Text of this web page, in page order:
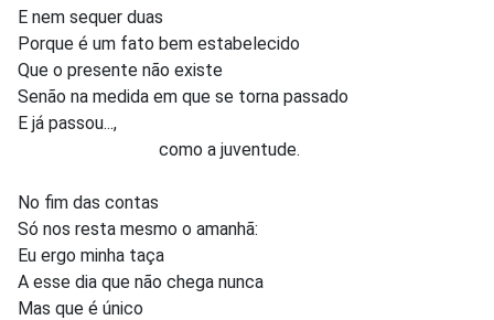
E nem sequer duas
Porque é um fato bem estabelecido
Que o presente não existe
Senão na medida em que se torna passado
E já passou...,
como a juventude.
No fim das contas
Só nos resta mesmo o amanhã:
Eu ergo minha taça
A esse dia que não chega nunca
Mas que é único